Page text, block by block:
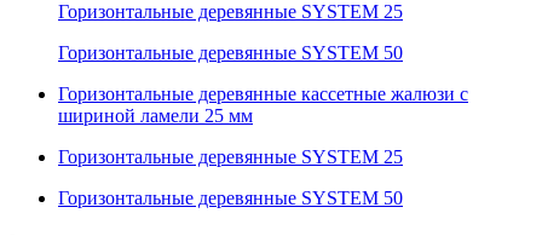
Горизонтальные деревянные SYSTEM 25
Горизонтальные деревянные SYSTEM 50
Горизонтальные деревянные кассетные жалюзи с
шириной ламели 25 мм
Горизонтальные деревянные SYSTEM 25
Горизонтальные деревянные SYSTEM 50